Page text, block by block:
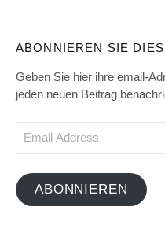
ABONNIEREN SIE
Geben Sie hier ihre email-
jeden neuen Beitrag
ABONNIEREN